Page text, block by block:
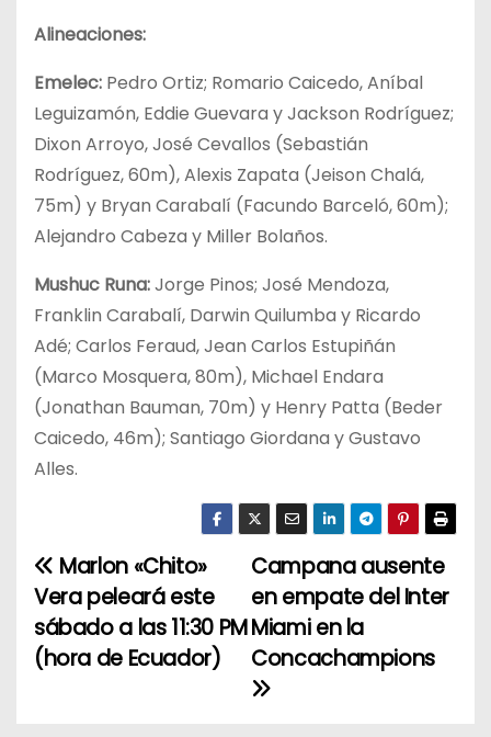
Alineaciones:
Emelec: Pedro Ortiz; Romario Caicedo, Aníbal
Leguizamón, Eddie Guevara y Jackson Rodríguez;
Dixon Arroyo, José Cevallos (Sebastián
Rodríguez, 60m), Alexis Zapata (Jeison Chalá,
75m) y Bryan Carabalí (Facundo Barceló, 60m);
Alejandro Cabeza y Miller Bolaños.
Mushuc Runa:Jorge Pinos; José Mendoza,
Franklin Carabalí, Darwin Quilumba y Ricardo
Adé; Carlos Feraud, Jean Carlos Estupiñán
(Marco Mosquera, 80m), Michael Endara
(Jonathan Bauman, 70m) y Henry Patta (Beder
Caicedo, 46m); Santiago Giordana y Gustavo
Alles.
N
a
v
Campana ausente
en empate del Inter
Miami en la
Concachampions
Marlon «Chito»
Vera peleará este
sábado a las 11:30 PM
(hora de Ecuador)